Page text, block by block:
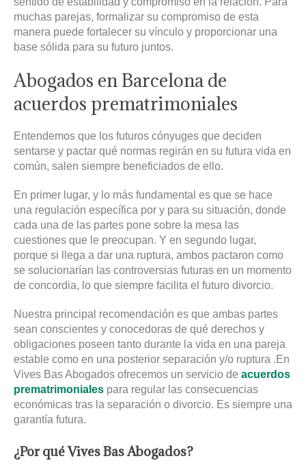
muchas parejas, formalizar su compromiso de esta
manera puede fortalecer su vínculo y proporcionar una
base sólida para su futuro juntos.
Abogados en Barcelona de
acuerdos prematrimoniales
Entendemos que los futuros cónyuges que deciden
sentarse y pactar qué normas regirán en su futura vida en
común, salen siempre beneficiados de ello.
En primer lugar, y lo más fundamental es que se hace
una regulación específica por y para su situación, donde
cada una de las partes pone sobre la mesa las
cuestiones que le preocupan. Y en segundo lugar,
porque si llega a dar una ruptura, ambos pactaron como
se solucionarían las controversias futuras en un momento
de concordia, lo que siempre facilita el futuro divorcio.
Nuestra principal recomendación es que ambas partes
sean conscientes y conocedoras de qué derechos y
obligaciones poseen tanto durante la vida en una pareja
estable como en una posterior separación y/o ruptura .En
Vives Bas Abogados ofrecemos un servicio de acuerdos
prematrimoniales para regular las consecuencias
económicas tras la separación o divorcio. Es siempre una
garantía futura.
¿Por qué Vives Bas Abogados?